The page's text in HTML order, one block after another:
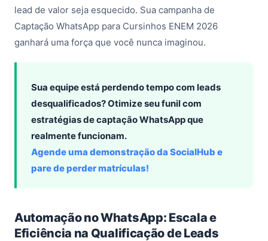
lead de valor seja esquecido. Sua campanha de
Captação WhatsApp para Cursinhos ENEM 2026
ganhará uma força que você nunca imaginou.
Sua equipe está perdendo tempo com leads
desqualificados? Otimize seu funil com
estratégias de captação WhatsApp que
realmente funcionam.
Agende uma demonstração da SocialHub e
pare de perder matrículas!
Automação no WhatsApp: Escala e
Eficiência na Qualificação de Leads